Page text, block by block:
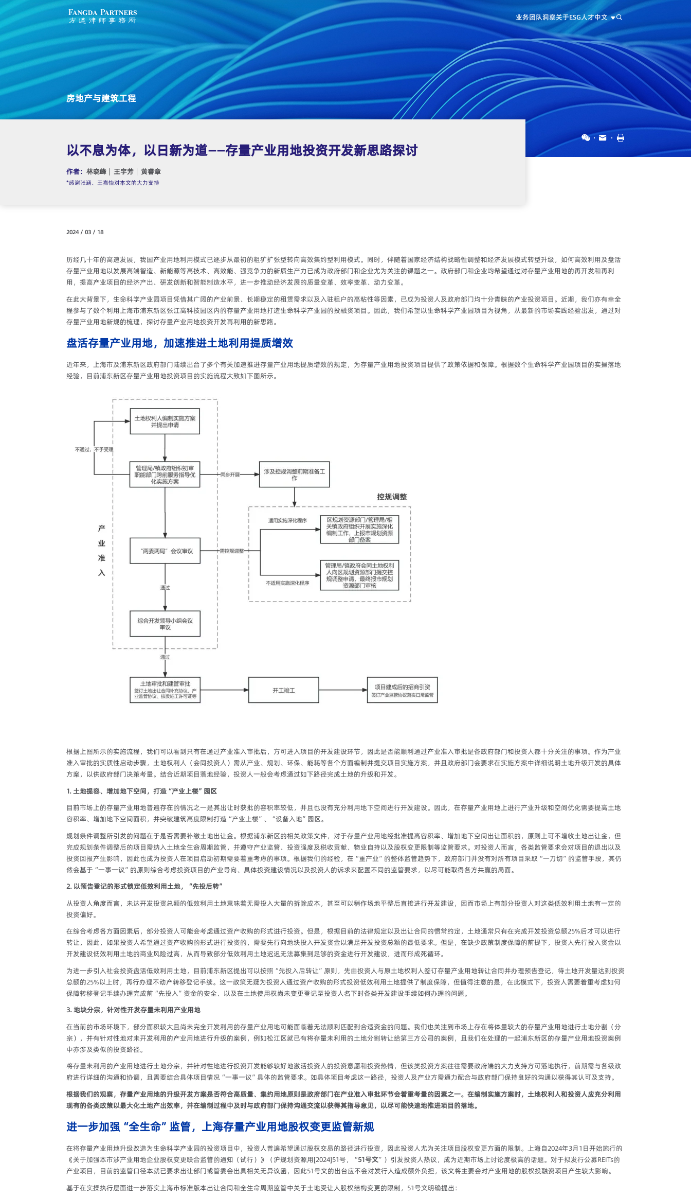
业务团队洞察关于ESG人才中文
中文
EN
日本語
房地产与建筑工程
以不息为体，以日新为道——存量产业用地投资开发新思路探讨
作者： 林晓峰 王宇芳 黄睿章
*感谢张涵、王嘉怡对本文的大力支持
2024 / 03 / 18
历经几十年的高速发展，我国产业用地利用模式已逐步从最初的粗犷扩张型转向高效集约型利用模式。同时，伴随着国家经济结构战略性调整和经济发展模式转型升级，如何高效利用及盘活
存量产业用地以发展高端智造、新能源等高技术、高效能、强竞争力的新质生产力已成为政府部门和企业尤为关注的课题之一。政府部门和企业均希望通过对存量产业用地的再开发和再利
用，提高产业项目的经济产出、研发创新和智能制造水平，进一步推动经济发展的质量变革、效率变革、动力变革。
在此大背景下，生命科学产业园项目凭借其广阔的产业前景、长期稳定的租赁需求以及入驻租户的高粘性等因素，已成为投资人及政府部门均十分青睐的产业投资项目。近期，我们亦有幸全
程参与了数个利用上海市浦东新区张江高科技园区内的存量产业用地打造生命科学产业园的投融资项目。因此，我们希望以生命科学产业园项目为视角，从最新的市场实践经验出发，通过对
存量产业用地新规的梳理，探讨存量产业用地投资开发再利用的新思路。
盘活存量产业用地，加速推进土地利用提质增效
近年来，上海市及浦东新区政府部门陆续出台了多个有关加速推进存量产业用地提质增效的规定，为存量产业用地投资项目提供了政策依据和保障。根据数个生命科学产业园项目的实操落地
经验，目前浦东新区存量产业用地投资项目的实施流程大致如下图所示。
根据上图所示的实施流程，我们可以看到只有在通过产业准入审批后，方可进入项目的开发建设环节，因此是否能顺利通过产业准入审批是各政府部门和投资人都十分关注的事项。作为产业
准入审批的实质性启动步骤，土地权利人（会同投资人）需从产业、规划、环保、能耗等各个方面编制并提交项目实施方案，并且政府部门会要求在实施方案中详细说明土地升级开发的具体
方案，以供政府部门决策考量。结合近期项目落地经验，投资人一般会考虑通过如下路径完成土地的升级和开发。
1. 土地提容、增加地下空间，打造“产业上楼”园区
目前市场上的存量产业用地普遍存在的情况之一是其出让时获批的容积率较低，并且也没有充分利用地下空间进行开发建设。因此，在存量产业用地上进行产业升级和空间优化需要提高土地
容积率、增加地下空间面积，并突破建筑高度限制打造“产业上楼”、“设备入地”园区。
规划条件调整所引发的问题在于是否需要补缴土地出让金。根据浦东新区的相关政策文件，对于存量产业用地经批准提高容积率、增加地下空间出让面积的，原则上可不增收土地出让金，但
完成规划条件调整后的项目需纳入土地全生命周期监管，并遵守产业监管、投资强度及税收贡献、物业自持以及股权变更限制等监管要求。对投资人而言，各类监管要求会对项目的退出以及
投资回报产生影响，因此也成为投资人在项目启动初期需要着重考虑的事项。根据我们的经验，在“重产业”的整体监管趋势下，政府部门并没有对所有项目采取“一刀切”的监管手段，其仍
然会基于“一事一议”的原则综合考虑投资项目的产业导向、具体投资建设情况以及投资人的诉求来配置不同的监管要求，以尽可能取得各方共赢的局面。
2. 以预告登记的形式锁定低效利用土地，“先投后转”
从投资人角度而言，未达开发投资总额的低效利用土地意味着无需投入大量的拆除成本，甚至可以稍作场地平整后直接进行开发建设，因而市场上有部分投资人对这类低效利用土地有一定的
投资偏好。
在综合考虑各方面因素后，部分投资人可能会考虑通过资产收购的形式进行投资。但是，根据目前的法律规定以及出让合同的惯常约定，土地通常只有在完成开发投资总额25%后才可以进行
转让，因此，如果投资人希望通过资产收购的形式进行投资的，需要先行向地块投入开发资金以满足开发投资总额的最低要求。但是，在缺少政策制度保障的前提下，投资人先行投入资金以
开发建设低效利用土地的商业风险过高，从而导致部分低效利用土地迟迟无法募集到足够的资金进行开发建设，进而形成死循环。
为进一步引入社会投资盘活低效利用土地，目前浦东新区提出可以按照“先投入后转让”原则，先由投资人与原土地权利人签订存量产业用地转让合同并办理预告登记，待土地开发量达到投资
总额的25%以上时，再行办理不动产转移登记手续。这一政策无疑为投资人通过资产收购的形式投资低效利用土地提供了制度保障，但值得注意的是，在此模式下，投资人需要着重考虑如何
保障转移登记手续办理完成前“先投入”资金的安全、以及在土地使用权尚未变更登记至投资人名下时各类开发建设手续如何办理的问题。
3. 地块分宗，针对性开发存量未利用产业用地
在当前的市场环境下，部分面积较大且尚未完全开发利用的存量产业用地可能面临着无法顺利匹配到合适资金的问题。我们也关注到市场上存在将体量较大的存量产业用地进行土地分割（分
宗），并有针对性地对未开发利用的产业用地进行升级的案例，例如松江区就已有将存量未利用的土地分割转让给第三方公司的案例，且我们在处理的一起浦东新区的存量产业用地投资案例
中亦涉及类似的投资路径。
将存量未利用的产业用地进行土地分宗，并针对性地进行投资开发能够较好地激活投资人的投资意愿和投资热情，但该类投资方案往往需要政府端的大力支持方可落地执行，前期需与各级政
府进行详细的沟通和协调，且需要结合具体项目情况“一事一议”具体的监管要求。如具体项目考虑这一路径，投资人及产业方需通力配合与政府部门保持良好的沟通以获得其认可及支持。
根据我们的观察，存量产业用地的升级开发方案是否符合高质量、集约用地原则是政府部门在产业准入审批环节会着重考量的因素之一。在编制实施方案时，土地权利人和投资人应充分利用
现有的各类政策以最大化土地产出效率，并在编制过程中及时与政府部门保持沟通交流以获得其指导意见，以尽可能快速地推进项目的落地。
进一步加强“全生命”监管，上海存量产业用地股权变更监管新规
在将存量产业用地升级改造为生命科学产业园的投资项目中，投资人普遍希望通过股权交易的路径进行投资，因此投资人尤为关注项目股权变更方面的限制。上海自2024年3月1日开始施行的
《关于加强本市涉产业用地企业股权变更联合监管的通知（试行）》（沪规划资源用[2024]51号，“51号文”）引发投资人热议，成为近期市场上讨论度极高的话题。对于拟发行公募REITs的
产业项目，目前的监管口径本就已要求出让部门或管委会出具相关无异议函，因此51号文的出台应不会对发行人造成额外负担，该文将主要会对产业用地的股权投融资项目产生较大影响。
基于在实操执行层面进一步落实上海市标准版本出让合同和全生命周期监管中关于土地受让人股权结构变更的限制，51号文明确提出：